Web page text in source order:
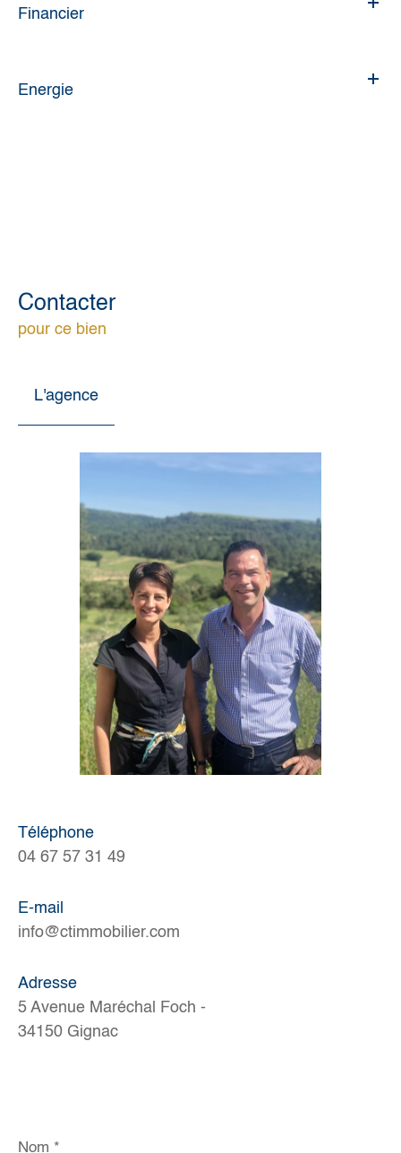
Financier
Energie
Contacter
pour ce bien
L'agence
Téléphone
04 67 57 31 49
E-mail
info@ctimmobilier.com
Adresse
5 Avenue Maréchal Foch -
34150 Gignac
*